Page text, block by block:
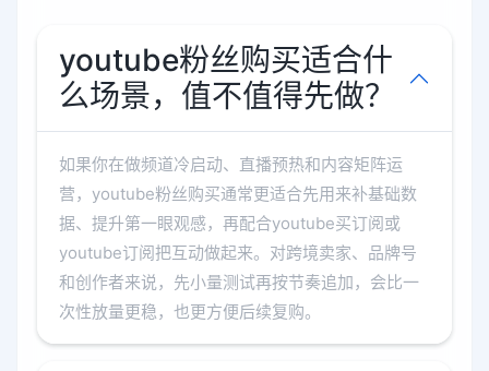
youtube粉丝购买适合什
么场景，值不值得先做？
如果你在做频道冷启动、直播预热和内容矩阵运
营，youtube粉丝购买通常更适合先用来补基础数
据、提升第一眼观感，再配合youtube买订阅或
youtube订阅把互动做起来。对跨境卖家、品牌号
和创作者来说，先小量测试再按节奏追加，会比一
次性放量更稳，也更方便后续复购。